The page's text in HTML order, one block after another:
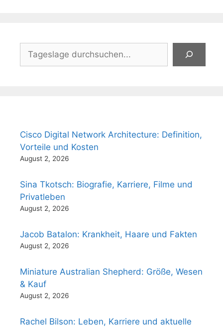
Cisco Digital Network Architecture: Definition,
Vorteile und Kosten
August 2, 2026
Sina Tkotsch: Biografie, Karriere, Filme und
Privatleben
August 2, 2026
Jacob Batalon: Krankheit, Haare und Fakten
August 2, 2026
Miniature Australian Shepherd: Größe, Wesen
& Kauf
August 2, 2026
Rachel Bilson: Leben, Karriere und aktuelle